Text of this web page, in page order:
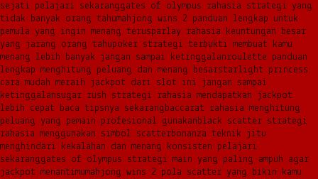
sejati pelajari sekaranggates of olympus rahasia strategi yang
tidak banyak orang tahumahjong wins 2 panduan lengkap untuk
pemula yang ingin menang terusparlay rahasia keuntungan besar
yang jarang orang tahupoker strategi terbukti membuat kamu
menang lebih banyak jangan sampai ketinggalanroulette panduan
lengkap menghitung peluang dan menang besarstarlight princess
cara mudah meraih jackpot dari slot ini jangan sampai
ketinggalansugar rush strategi rahasia mendapatkan jackpot
lebih cepat baca tipsnya sekarangbaccarat rahasia menghitung
peluang yang pemain profesional gunakanblack scatter strategi
rahasia menggunakan simbol scatterbonanza teknik jitu
menghindari kekalahan dan menang konsisten pelajari
sekaranggates of olympus strategi main yang paling ampuh agar
jackpot menantimumahjong wins 2 pola scatter yang bikin kamu